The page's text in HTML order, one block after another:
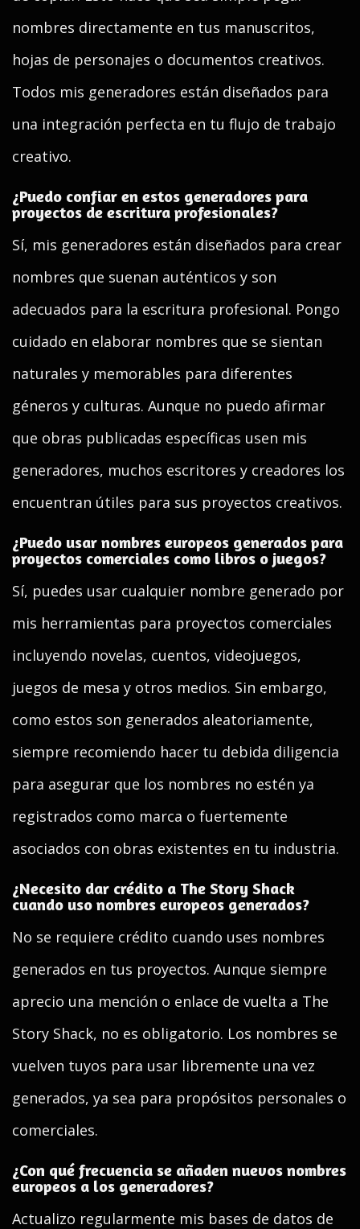
nombres directamente en tus manuscritos,
hojas de personajes o documentos creativos.
Todos mis generadores están diseñados para
una integración perfecta en tu flujo de trabajo
creativo.
¿Puedo confiar en estos generadores para
proyectos de escritura profesionales?
Sí, mis generadores están diseñados para crear
nombres que suenan auténticos y son
adecuados para la escritura profesional. Pongo
cuidado en elaborar nombres que se sientan
naturales y memorables para diferentes
géneros y culturas. Aunque no puedo afirmar
que obras publicadas específicas usen mis
generadores, muchos escritores y creadores los
encuentran útiles para sus proyectos creativos.
¿Puedo usar nombres europeos generados para
proyectos comerciales como libros o juegos?
Sí, puedes usar cualquier nombre generado por
mis herramientas para proyectos comerciales
incluyendo novelas, cuentos, videojuegos,
juegos de mesa y otros medios. Sin embargo,
como estos son generados aleatoriamente,
siempre recomiendo hacer tu debida diligencia
para asegurar que los nombres no estén ya
registrados como marca o fuertemente
asociados con obras existentes en tu industria.
¿Necesito dar crédito a The Story Shack
cuando uso nombres europeos generados?
No se requiere crédito cuando uses nombres
generados en tus proyectos. Aunque siempre
aprecio una mención o enlace de vuelta a The
Story Shack, no es obligatorio. Los nombres se
vuelven tuyos para usar libremente una vez
generados, ya sea para propósitos personales o
comerciales.
¿Con qué frecuencia se añaden nuevos nombres
europeos a los generadores?
Actualizo regularmente mis bases de datos de